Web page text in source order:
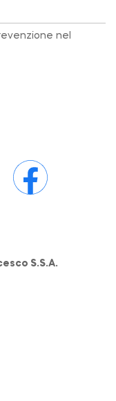
nel
S.S.A.